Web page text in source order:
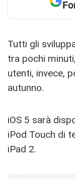
Tutti gli
tra pochi
utenti, invece,
autunno.
iOS 5 sarà
iPod Touch di
iPad 2.